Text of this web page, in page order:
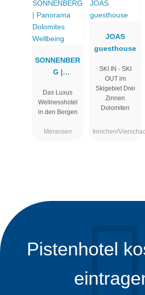
SONNENBER
G |
Dolomites
Das Luxus
Wellnesshotel
in den Bergen
Meransen
JOAS
guesthouse
SKI IN - SKI
OUT im
Skigebiet Drei
Zinnen
Dolomiten
Innichen/
Pistenhotel